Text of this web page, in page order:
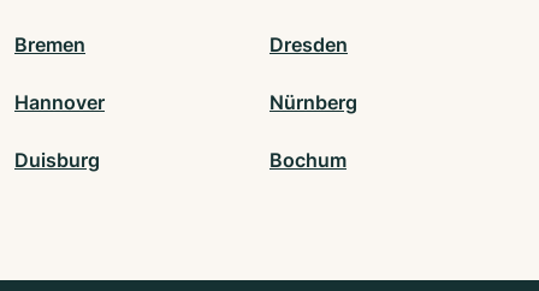
Bremen Dresden
Hannover Nürnberg
Duisburg Bochum